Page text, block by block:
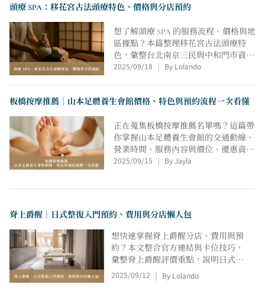
環境與標準化流程，讓放鬆更穩定，也
頭療 SPA：移花宮古法頭療特色、價格與分店預約
想了解頭療 SPA 的服務流程、價格與地
區據點？本篇整理移花宮古法頭療特
色，彙整台北南京三民與中和門市資
訊、官方與 LINE 私訊預約方式，並提
通勤族也能輕鬆安排。更安心。
2025/09/18 By Lolando
板橋按摩推薦｜山本足體養生會館價格、特色與預約流程一次看懂
正在蒐集板橋按摩推薦名單嗎？這篇帶
你掌握山本足體養生會館的交通動線、
營業時間、服務內容與價位、優惠資
訊、線上預約流程與注意事項，並介紹
收藏。
2025/09/15 By Jayla
脊上爵醒｜日式整復入門預約、費用與分店懶人包
想快速掌握脊上爵醒分店、費用與預
約？本文整合官方連結與卡位技巧，
彙整脊上爵醒評價重點，說明日式整
復節奏與首次60分鐘建議，涵蓋三
重、松江、松山、新店（大坪林）、
2025/09/12 By Lolando